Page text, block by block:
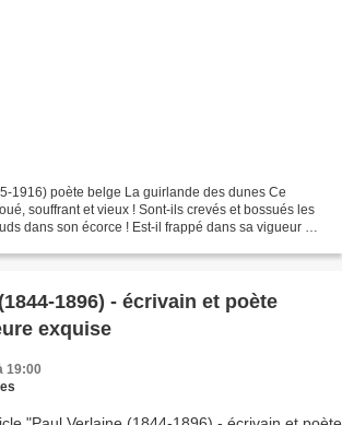
1916) poète belge La guirlande des dunes Ce
souffrant et vieux ! Sont-ils crevés et bossués les
dans son écorce ! Est-il frappé dans sa vigueur et
1896) - écrivain et poète
exquise
19:00